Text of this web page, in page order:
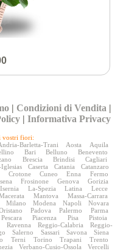
| Condizioni di Vendita |
|Informativa Privacy
vostri fiori:
Barletta-Trani Aosta
Aquila
Bari Belluno
Benevento
Brescia Brindisi
Cagliari
Caserta Catania
Catanzaro
Crotone Cuneo Enna
Fermo
Frosinone Genova
Gorizia
Isernia La-Spezia Latina
Lecce
Mantova
Massa-Carrara
Milano Modena Napoli
Novara
Padova Palermo
Parma
Pescara Piacenza Pisa
Pistoia
Ravenna Reggio-Calabria
Reggio-
Salerno Sassari Savona
Siena
Terni Torino Trapani
Trento
Verbano-Cusio-Ossola
Vercelli